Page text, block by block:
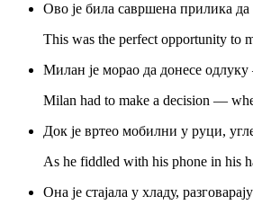
Ово је била савршена прилика да
This was the perfect opportunity to
Милан је морао да донесе
Milan had to make a decision —
Док је вртео мобилни у руци,
As he fiddled with his phone in his
Она је стајала у хладу,